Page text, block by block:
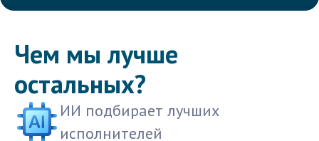
Чем мы лучше
остальных?
ИИ подбирает лучших
исполнителей